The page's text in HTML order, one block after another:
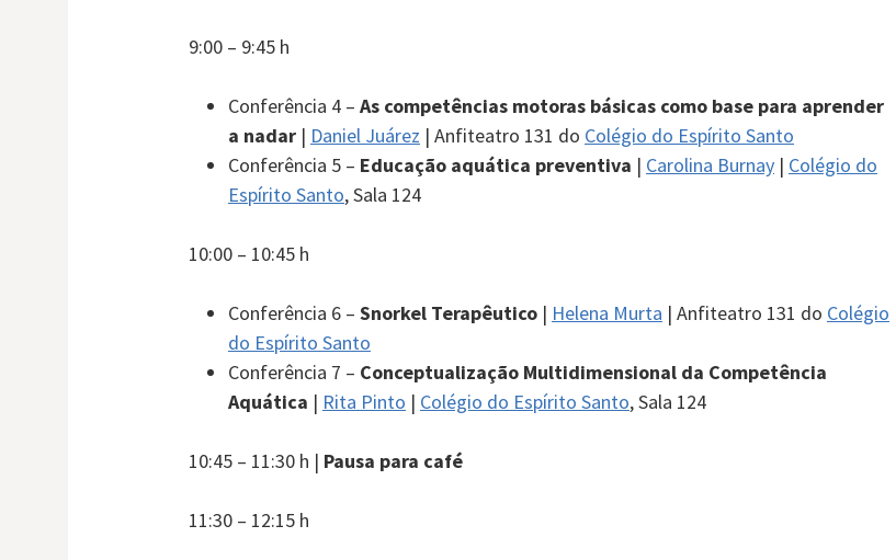
9:00 – 9:45 h
Conferência 4 – As competências motoras básicas como base para aprender
a nadar | Daniel Juárez | Anfiteatro 131 do Colégio do Espírito Santo
Conferência 5 – Educação aquática preventiva | Carolina Burnay | Colégio do
Espírito Santo, Sala 124
10:00 – 10:45 h
Conferência 6 – Snorkel Terapêutico | Helena Murta | Anfiteatro 131 do Colégio
do Espírito Santo
Conferência 7 – Conceptualização Multidimensional da Competência
Aquática | Rita Pinto | Colégio do Espírito Santo, Sala 124
10:45 – 11:30 h | Pausa para café
11:30 – 12:15 h